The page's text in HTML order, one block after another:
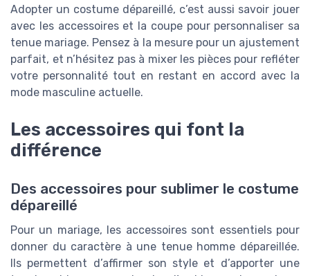
Adopter un costume dépareillé, c’est aussi savoir jouer
avec les accessoires et la coupe pour personnaliser sa
tenue mariage. Pensez à la mesure pour un ajustement
parfait, et n’hésitez pas à mixer les pièces pour refléter
votre personnalité tout en restant en accord avec la
mode masculine actuelle.
Les accessoires qui font la
différence
Des accessoires pour sublimer le costume
dépareillé
Pour un mariage, les accessoires sont essentiels pour
donner du caractère à une tenue homme dépareillée.
Ils permettent d’affirmer son style et d’apporter une